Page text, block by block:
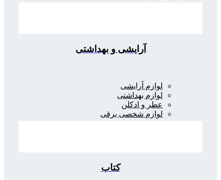
آرایشی و بهداشتی
لوازم آرایشی
لوازم بهداشتی
عطر و ادکلن
لوازم شخصی برقی
کتاب